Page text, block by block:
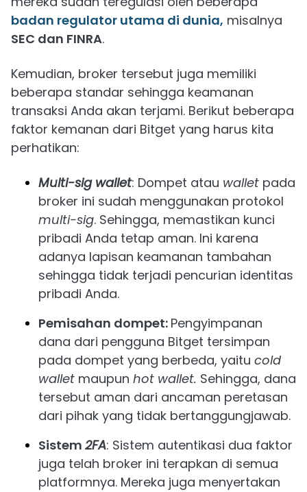
badan regulator utama di dunia, misalnya
SEC dan FINRA.
Kemudian, broker tersebut juga memiliki
beberapa standar sehingga keamanan
transaksi Anda akan terjami. Berikut beberapa
faktor kemanan dari Bitget yang harus kita
perhatikan:
Multi-sig wallet: Dompet atau wallet pada
broker ini sudah menggunakan protokol
multi-sig. Sehingga, memastikan kunci
pribadi Anda tetap aman. Ini karena
adanya lapisan keamanan tambahan
sehingga tidak terjadi pencurian identitas
pribadi Anda.
Pemisahan dompet: Pengyimpanan
dana dari pengguna Bitget tersimpan
pada dompet yang berbeda, yaitu cold
wallet maupun hot wallet. Sehingga, dana
tersebut aman dari ancaman peretasan
dari pihak yang tidak bertanggungjawab.
Sistem 2FA: Sistem autentikasi dua faktor
juga telah broker ini terapkan di semua
platformnya. Mereka juga menyertakan